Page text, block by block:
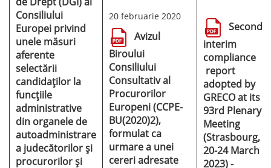
Consiliului
Europei privind
unele măsuri
aferente
selectării
candidaților la
funcțiile
administrative
din organele de
autoadministrare
a judecătorilor și
procurorilor și
20 februarie 2020
Avizul
Biroului
Consiliului
Consultativ al
Procurorilor
Europeni (CCPE-
BU(2020)2),
formulat ca
urmare a unei
cereri adresate
Second
interim
compliance
report
adopted by
GRECO at its
93rd Plenary
Meeting
(Strasbourg,
20-24 March
2023) -